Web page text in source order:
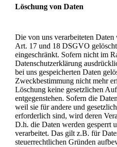
Löschung von Daten
Die von uns verarbeiteten
Art. 17 und 18 DSGVO
eingeschränkt. Sofern nicht im
Datenschutzerklärung
bei uns gespeicherten Daten
Zweckbestimmung nicht mehr
Löschung keine gesetzlichen
entgegenstehen. Sofern die
weil sie für andere und
erforderlich sind, wird deren
D.h. die Daten werden gesperrt
verarbeitet. Das gilt z.B. für
steuerrechtlichen Gründen